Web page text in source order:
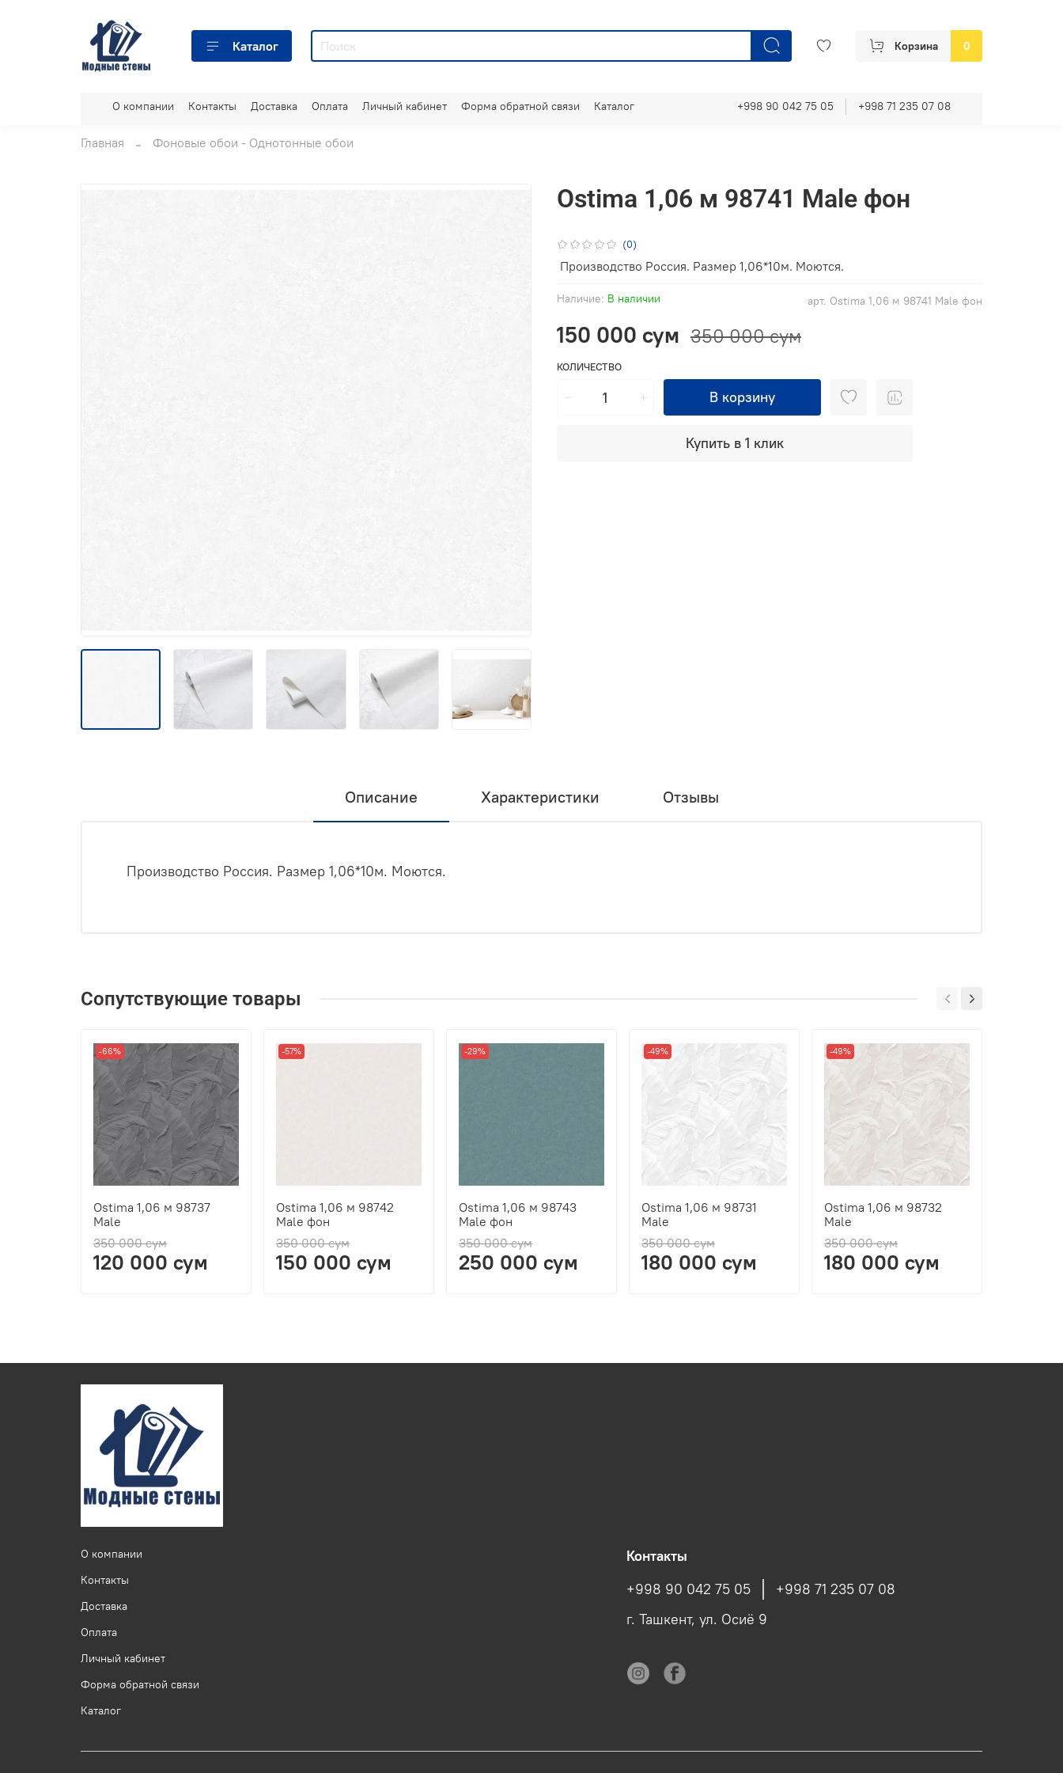
Каталог Корзина 0
О компании Контакты Доставка Оплата Личный кабинет Форма обратной связи Каталог +998 90 042 75 05 +998 71 235 07 08
Главная Фоновые обои - Однотонные обои
(0)
арт. Ostima 1,06 м 98741 Male фон
Наличие: В наличии
Ostima 1,06 м 98741 Male фон
150 000 сум 350 000 сум
КОЛИЧЕСТВО
В корзину
Купить в 1 клик
Производство Россия. Размер 1,06*10м. Моются.
Описание Характеристики Отзывы
Производство Россия. Размер 1,06*10м. Моются.
Сопутствующие товары
-66%
Ostima 1,06 м 98737
Male
350 000 сум
120 000 сум
-57%
Ostima 1,06 м 98742
Male фон
350 000 сум
150 000 сум
-29%
Ostima 1,06 м 98743
Male фон
350 000 сум
250 000 сум
-49%
Ostima 1,06 м 98731
Male
350 000 сум
180 000 сум
-49%
Ostima 1,06 м 98732
Male
350 000 сум
180 000 сум
О компании
Контакты
Доставка
Оплата
Личный кабинет
Форма обратной связи
Каталог
Контакты
+998 90 042 75 05
+998 71 235 07 08
г. Ташкент, ул. Осиё 9